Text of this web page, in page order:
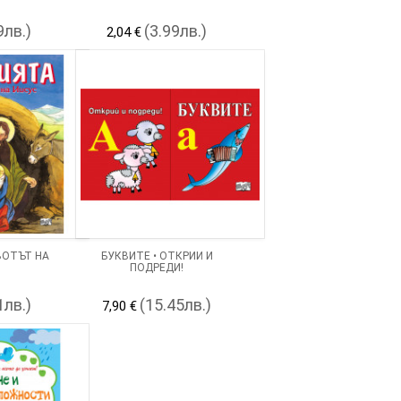
2,04 € (3.99лв.)
НА
БУКВИТЕ • ОТКРИЙ И
ПОДРЕДИ!
7,90 € (15.45лв.)